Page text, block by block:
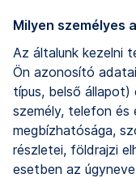
Milyen személyes
Az általunk kezelni
Ön azonosító
típus, belső
személy, telefon és
megbízhatósága,
részletei, földrajzi
esetben az